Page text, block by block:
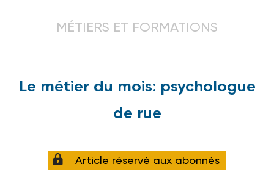
MÉTIERS ET FORMATIONS
Le métier du mois: psychologue
de rue
Article réservé aux abonnés